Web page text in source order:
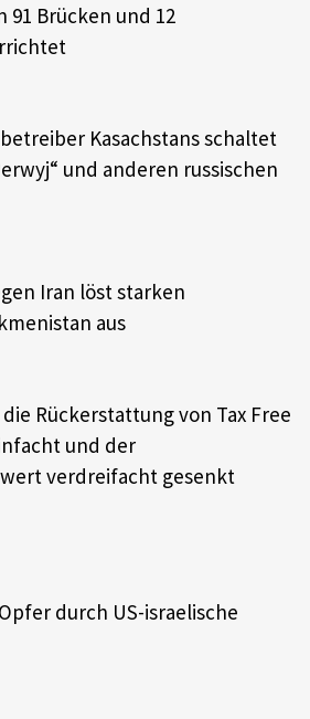
91 Brücken und 12
Kasachstans schaltet
und anderen russischen
Iran löst starken
aus
Rückerstattung von Tax Free
und der
verdreifacht gesenkt
durch US-israelische